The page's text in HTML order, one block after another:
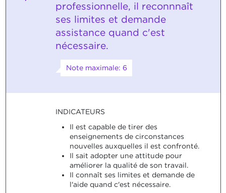
professionnelle, il reconnnaît
ses limites et demande
assistance quand c'est
nécessaire.
Note maximale: 6
INDICATEURS
Il est capable de tirer des
enseignements de circonstances
nouvelles auxquelles il est confronté.
Il sait adopter une attitude pour
améliorer la qualité de son travail.
Il connaît ses limites et demande de
l'aide quand c'est nécessaire.